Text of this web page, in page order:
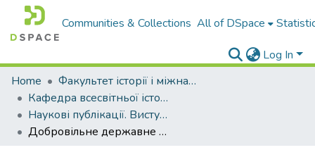
Communities & Collections All of DSpace
Log In
Home
Факультет історії і міжнародних відносин
Кафедра всесвітньої історії і міжнародних відносин
Наукові публікації. Виступи
Добровільне державне соціальне страхування у Франції в другій половині ХІХ – початку ХХ ст.